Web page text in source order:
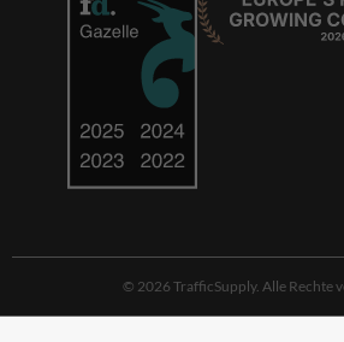
© 2026 TrafficSupply. Alle Rechte